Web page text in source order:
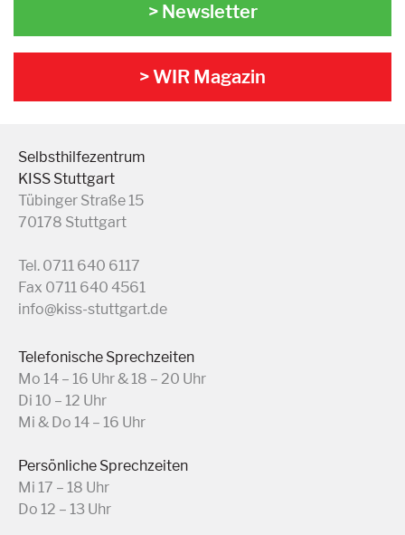
> Newsletter
> WIR Magazin
Selbsthilfezentrum
KISS Stuttgart
Tübinger Straße 15
70178 Stuttgart
Tel. 0711 640 6117
Fax 0711 640 4561
info@kiss-stuttgart.de
Telefonische Sprechzeiten
Mo 14 – 16 Uhr & 18 – 20 Uhr
Di 10 – 12 Uhr
Mi & Do 14 – 16 Uhr
Persönliche Sprechzeiten
Mi 17 – 18 Uhr
Do 12 – 13 Uhr